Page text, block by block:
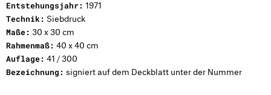
Entstehungsjahr: 1971
Technik: Siebdruck
Maße: 30 x 30 cm
Rahmenmaß: 40 x 40 cm
Auflage: 41 / 300
Bezeichnung: signiert auf dem Deckblatt unter der Nummer